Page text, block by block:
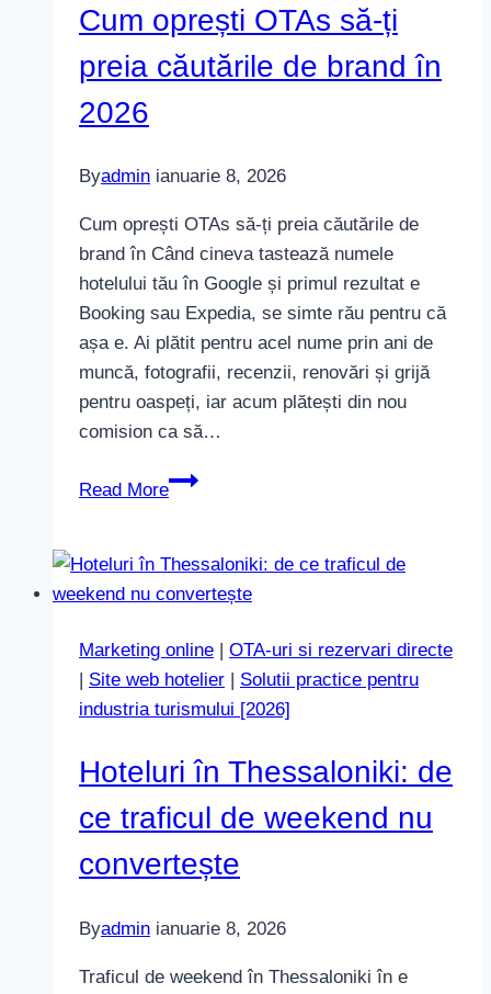
directe
în
2026
Cum oprești OTAs să-ți
preia căutările de brand în
2026
Byadmin ianuarie 8, 2026
Cum oprești OTAs să-ți preia căutările de
brand în Când cineva tastează numele
hotelului tău în Google și primul rezultat e
Booking sau Expedia, se simte rău pentru că
așa e. Ai plătit pentru acel nume prin ani de
muncă, fotografii, recenzii, renovări și grijă
pentru oaspeți, iar acum plătești din nou
comision ca să…
Read More
Cum
să-
ți
căutările
de
brand
2026
Marketing online | OTA-uri si rezervari directe
| Site web hotelier | Solutii practice pentru
industria turismului [2026]
Hoteluri în Thessaloniki: de
ce traficul de weekend nu
convertește
Byadmin ianuarie 8, 2026
Traficul de weekend în Thessaloniki în e